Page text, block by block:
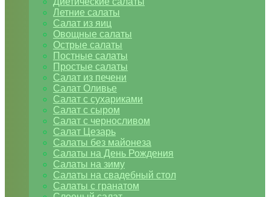
Летние салаты
Салат из яиц
Овощные салаты
Острые салаты
Постные салаты
Простые салаты
Салат из печени
Салат Оливье
Салат с сухариками
Салат с сыром
Салат с черносливом
Салат Цезарь
Салаты без майонеза
Салаты на День Рождения
Салаты на зиму
Салаты на свадебный стол
Салаты с гранатом